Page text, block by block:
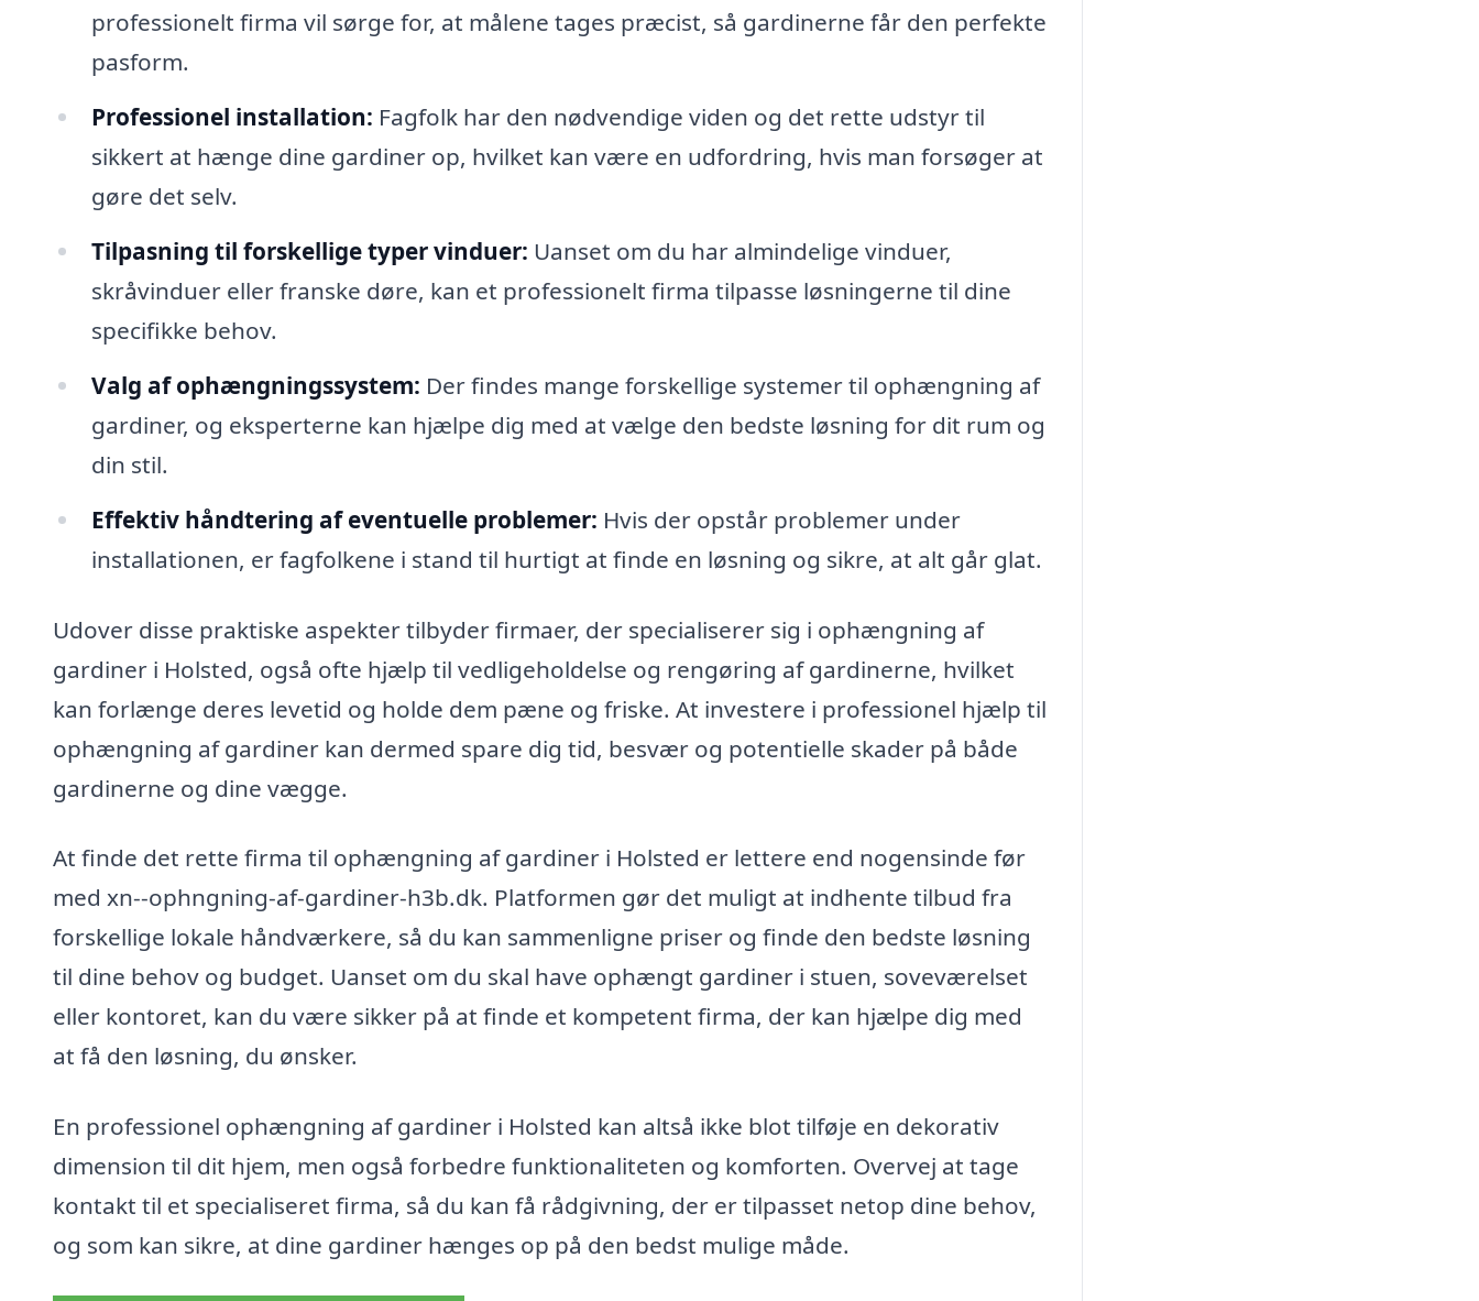
professionelt firma vil sørge for, at målene tages præcist, så gardinerne får den perfekte
pasform.
Professionel installation: Fagfolk har den nødvendige viden og det rette udstyr til
sikkert at hænge dine gardiner op, hvilket kan være en udfordring, hvis man forsøger at
gøre det selv.
Tilpasning til forskellige typer vinduer: Uanset om du har almindelige vinduer,
skråvinduer eller franske døre, kan et professionelt firma tilpasse løsningerne til dine
specifikke behov.
Valg af ophængningssystem: Der findes mange forskellige systemer til ophængning af
gardiner, og eksperterne kan hjælpe dig med at vælge den bedste løsning for dit rum og
din stil.
Effektiv håndtering af eventuelle problemer: Hvis der opstår problemer under
installationen, er fagfolkene i stand til hurtigt at finde en løsning og sikre, at alt går glat.
Udover disse praktiske aspekter tilbyder firmaer, der specialiserer sig i ophængning af
gardiner i Holsted, også ofte hjælp til vedligeholdelse og rengøring af gardinerne, hvilket
kan forlænge deres levetid og holde dem pæne og friske. At investere i professionel hjælp til
ophængning af gardiner kan dermed spare dig tid, besvær og potentielle skader på både
gardinerne og dine vægge.
At finde det rette firma til ophængning af gardiner i Holsted er lettere end nogensinde før
med xn--ophngning-af-gardiner-h3b.dk. Platformen gør det muligt at indhente tilbud fra
forskellige lokale håndværkere, så du kan sammenligne priser og finde den bedste løsning
til dine behov og budget. Uanset om du skal have ophængt gardiner i stuen, soveværelset
eller kontoret, kan du være sikker på at finde et kompetent firma, der kan hjælpe dig med
at få den løsning, du ønsker.
En professionel ophængning af gardiner i Holsted kan altså ikke blot tilføje en dekorativ
dimension til dit hjem, men også forbedre funktionaliteten og komforten. Overvej at tage
kontakt til et specialiseret firma, så du kan få rådgivning, der er tilpasset netop dine behov,
og som kan sikre, at dine gardiner hænges op på den bedst mulige måde.